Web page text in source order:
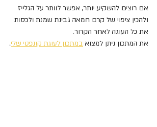
אם רוצים להשקיע יותר, אפשר לוותר על הגלייז
ולהכין ציפוי של קרם חמאה גבינת שמנת ולכסות
את כל העוגה לאחר הקרור.
את המתכון ניתן למצוא במתכון לעוגת קונפטי שלי.